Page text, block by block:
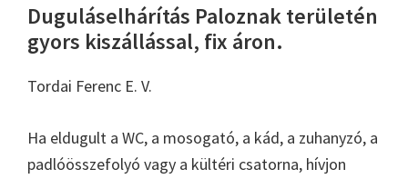
Duguláselhárítás Paloznak területén
gyors kiszállással, fix áron.
Tordai Ferenc E. V.
Ha eldugult a WC, a mosogató, a kád, a zuhanyzó, a
padlóösszefolyó vagy a kültéri csatorna, hívjon